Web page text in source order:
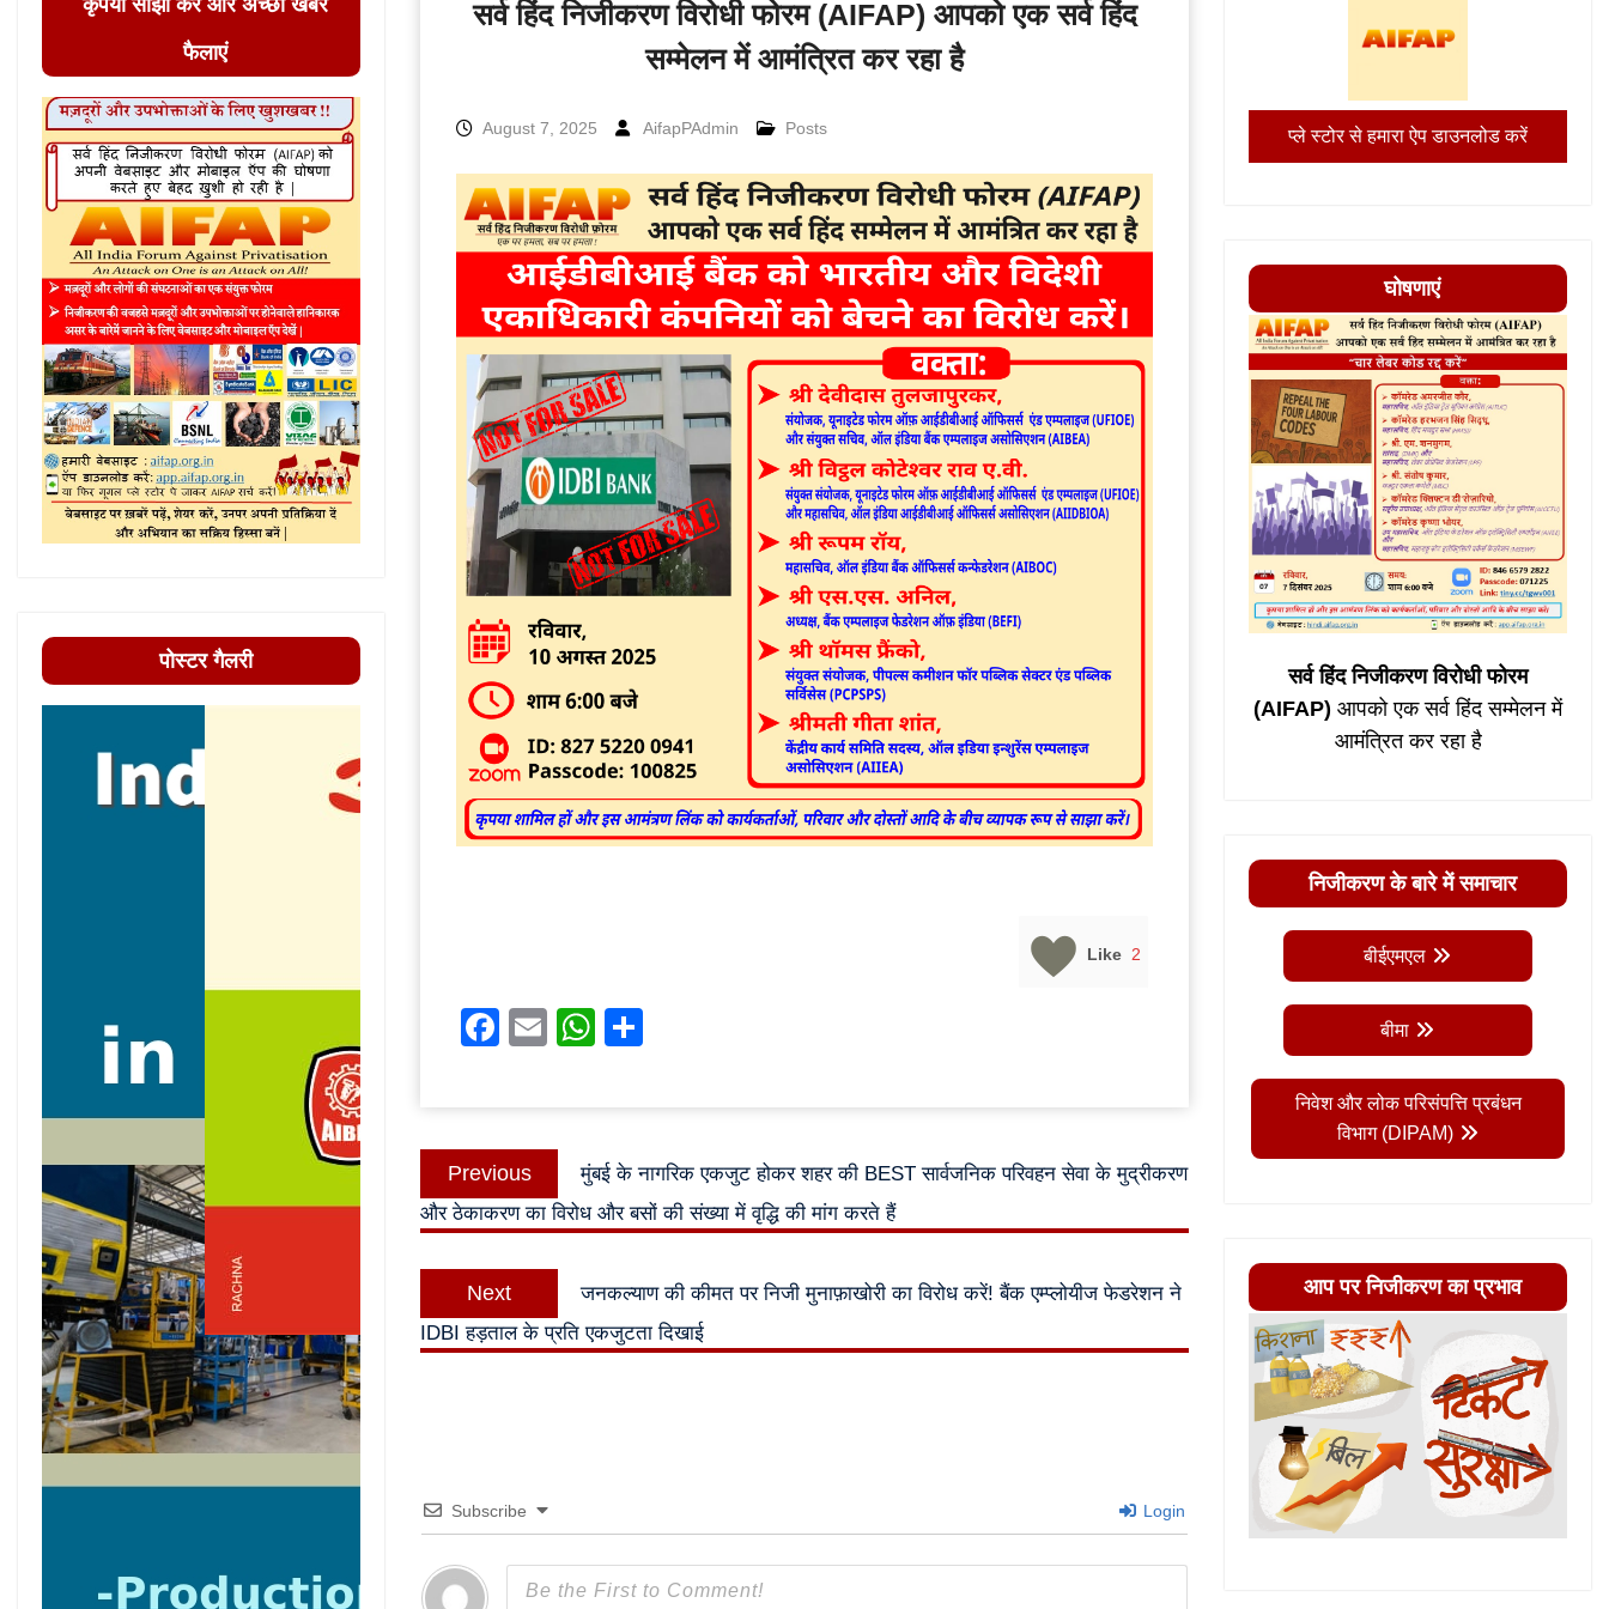
सर्व हिंद निजीकरण विरोधी फोरम (AIFAP) आपको एक सर्व हिंद
सम्मेलन में आमंत्रित कर रहा है
August 7, 2025 AifapPAdmin Posts
Like 2
Facebook
EmailWhatsApp
Post
navigation
Previous
Previous
post:
मुंबई के नागरिक एकजुट होकर शहर की BEST सार्वजनिक परिवहन सेवा के मुद्रीकरण
और ठेकाकरण का विरोध और बसों की संख्या में वृद्धि की मांग करते हैं
Next
post:
जनकल्याण की कीमत पर निजी मुनाफ़ाखोरी का विरोध करें! बैंक एम्प्लोयीज फेडरेशन ने
IDBI हड़ताल के प्रति एकजुटता दिखाई
Subscribe Login
प्ले स्टोर से हमारा ऐप डाउनलोड करें
घोषणाएं
सर्व हिंद निजीकरण विरोधी फोरम
(AIFAP) आपको एक सर्व हिंद सम्मेलन में
आमंत्रित कर रहा है
निजीकरण के बारे में समाचार
बीईएमएल
बीमा
निवेश और लोक परिसंपत्ति प्रबंधन
विभाग (DIPAM)
आप पर निजीकरण का प्रभाव
कृपया साझा करें और अच्छी खबर
फैलाएं
पोस्टर गैलरी